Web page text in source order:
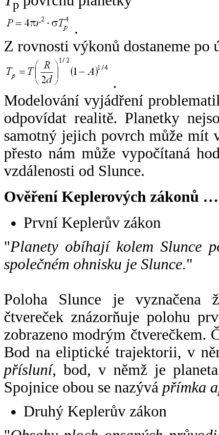
p
.
Z rovnosti výkonů dostaneme po
.
Modelování vyjádření
odpovídat realitě. Planetky
samotný jejich povrch může mít
přesto nám může vypočítaná
vzdálenosti od Slunce.
Ověření Keplerových zákonů …
První Keplerův zákon
"Planety obíhají kolem Slunce
společném ohnisku je Slunce."
Poloha Slunce je vyznačena
čtvereček znázorňuje polohu
zobrazeno modrým čtverečkem.
Bod na eliptické trajektorii, v
přísluní, bod, v němž je
Spojnice obou se nazývá přímka
Druhý Keplerův zákon